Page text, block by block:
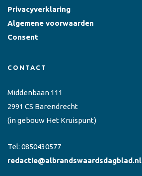
Privacyverklaring
Algemene voorwaarden
Consent
CONTACT
Middenbaan 111
2991 CS Barendrecht
(in gebouw Het Kruispunt)
Tel: 0850430577
redactie@albrandswaardsdagblad.nl